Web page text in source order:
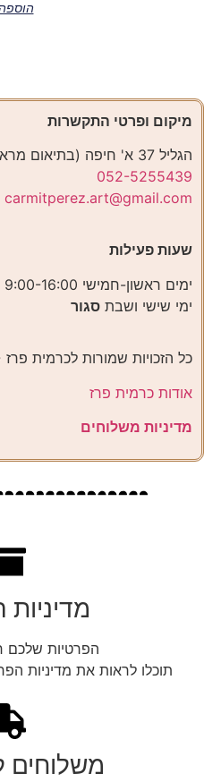
מיקום ופרטי התקשרות
הגליל 37 א' חיפה (בתיאום מראש)
052-5255439
carmitperez.art@gmail.com
שעות פעילות
ימים ראשון-חמישי 9:00-16:00
ימי שישי ושבת סגור
כל הזכויות שמורות לכרמית
אודות כרמית פרז
מדיניות משלוחים
הפרטיות שלכם
תוכלו לראות את מדיניות
משלוחים